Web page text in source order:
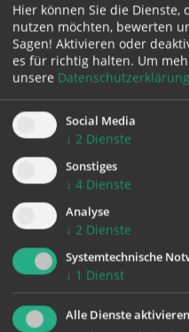
Bitte akzeptieren Sie
Hier können Sie die Dienste,
nutzen möchten, bewerten
Sagen! Aktivieren oder
es für richtig halten. Um
unsere Datenschutzerklärung
Social Media
↓ 2 Dienste
Sonstiges
↓ 4 Dienste
Analyse
↓ 2 Dienste
Systemtechnische
↓ 1 Dienst
Alle Dienste